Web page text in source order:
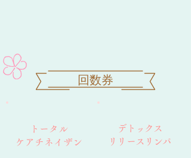
​回数券​
トータル
​ケアチネイザン
デトックス
リリース​リンパ